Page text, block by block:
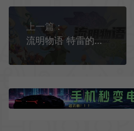
上一篇：
流明物语 特雷的回忆 / LumenTale Memories of Trey 怪物收集RPG游戏